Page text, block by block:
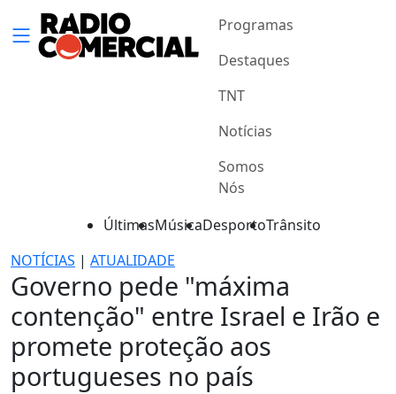
Programas
Destaques
TNT
Notícias
Somos
Nós
ÚltimasMúsicaDesportoTrânsito
NOTÍCIAS | ATUALIDADE
Governo pede "máxima
contenção" entre Israel e Irão e
promete proteção aos
portugueses no país